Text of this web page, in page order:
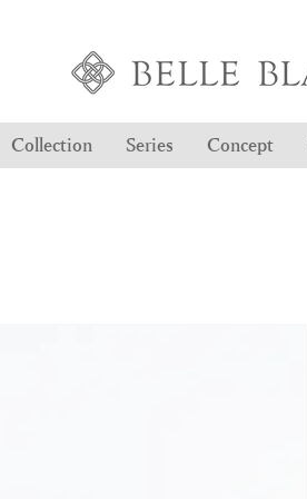
Collection Series Concept